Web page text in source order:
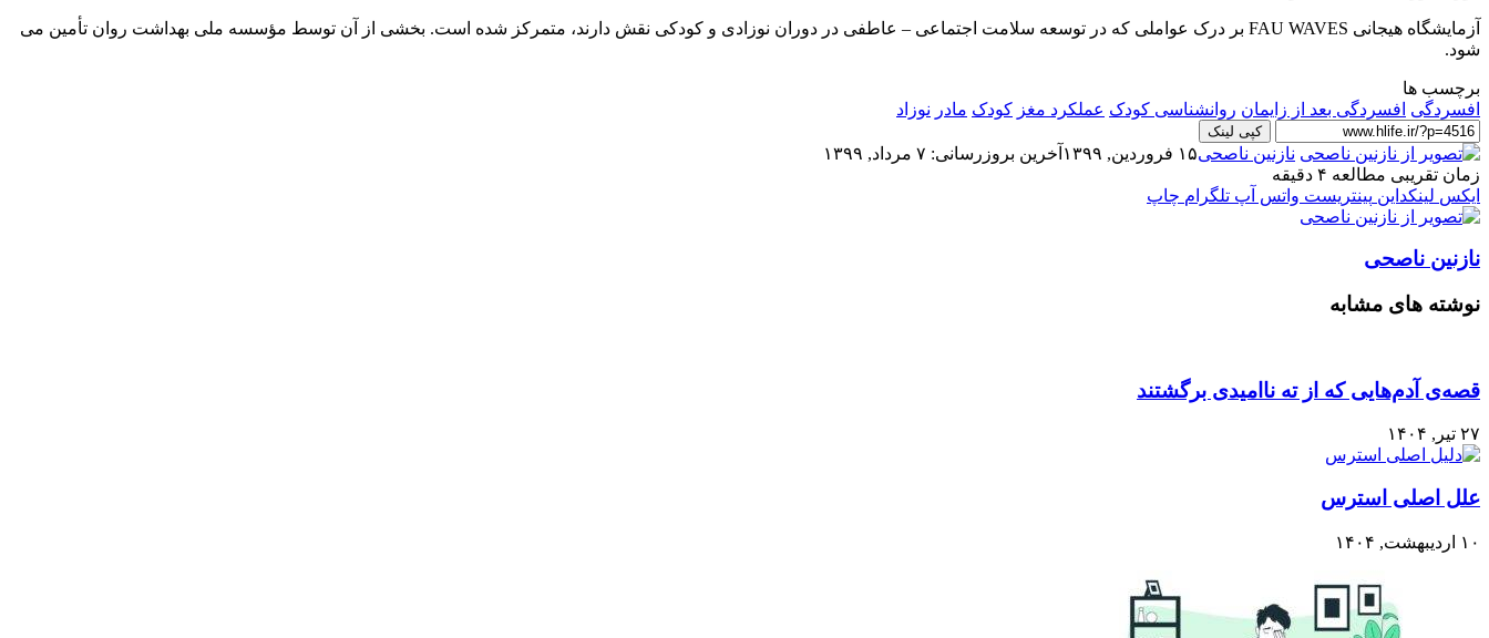
آزمایشگاه هیجانی FAU WAVES بر درک عواملی که در توسعه سلامت اجتماعی – عاطفی در دوران نوزادی و کودکی نقش دارند، متمرکز شده است. بخشی از آن توسط مؤسسه ملی بهداشت روان تأمین می
شود.
برچسب ها
افسردگی افسردگی بعد از زایمان روانشناسی کودک عملکرد مغز کودک مادر نوزاد
کپی لینک
نازنین ناصحی۱۵ فروردین, ۱۳۹۹
آخرین بروزرسانی: ۷ مرداد, ۱۳۹۹
زمان تقریبی مطالعه ۴ دقیقه
ایکس لینکداین پینتریست واتس آپ تلگرام چاپ
نازنین ناصحی
نوشته های مشابه
قصه‌ی آدم‌هایی که از ته ناامیدی برگشتند
۲۷ تیر, ۱۴۰۴
علل اصلی استرس
۱۰ اردیبهشت, ۱۴۰۴